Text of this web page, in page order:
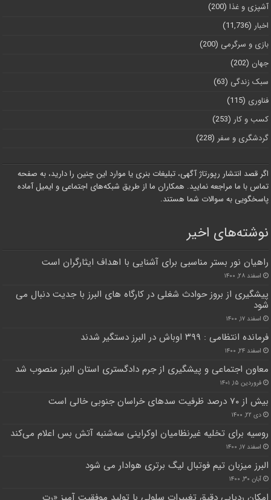
آشپزی و غذا (200)
اخبار (11,736)
بازی و سرگرمی (200)
جهان (202)
سبک زندگی (63)
فناوری (115)
کسب و کار (253)
گردشگری و سفر (228)
اگر قصد انتشار رپورتاژ آگهی، تبلیغات بنری یا موارد این چنین را دارید، به صفحه
تماس با ما مراجعه نمایید. همکاران ما از طریق شبکه‌های اجتماعی و ایمیل آماده
پاسخگویی به سوالات شما هستند.
نوشته‌های اخیر
راهیان نور بستر مناسبی برای آشنایی با اهداف ایثارگران است
اسفند ۲۸, ۱۴۰۰
پیشگیری از بروز حوادث شغلی در کارگاه های البرز با جدیت دنبال می
شود
اسفند ۱۷, ۱۴۰۰
فرمانده انتظامی : ۳۹۹ اوباش در البرز دستگیر شدند
اسفند ۲۴, ۱۴۰۰
معاون اجتماعی و پیشگیری از جرم دادگستری استان البرز منصوب شد
فروردین ۱۵, ۱۴۰۱
بیش از ۷۰ درصد ظرفیت سدهای خراسان جنوبی خالی است
دی ۲۲, ۱۴۰۰
روسیه برای تخلیه غیرنظامیان اوکراینی سه‌شنبه آتش بس اعلام ‌می‌کند
اسفند ۱۷, ۱۴۰۰
البرز میزبان تیم فوتبال لیگ برتری هوادار می شود
آبان ۳۰, ۱۴۰۰